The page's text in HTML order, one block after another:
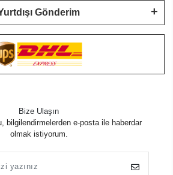
Gönderim
Bize Ulaşın
bilgilendirmelerden e-posta ile haberdar
olmak istiyorum.